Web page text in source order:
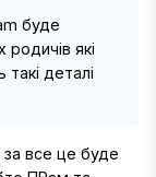
буде
родичів які
деталі
за все це буде